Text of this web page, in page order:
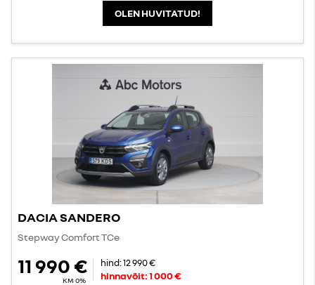
OLEN HUVITATUD!
DACIA SANDERO
Stepway Comfort TCe
11 990 €
KM 0%
hind:12 990 €
hinnavõit:1 000 €